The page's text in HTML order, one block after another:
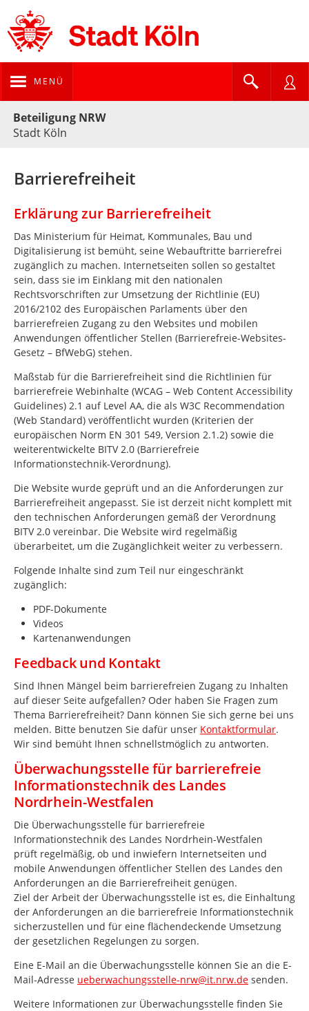
MENÜ
Beteiligung NRW
Stadt Köln
Barrierefreiheit
Erklärung zur Barrierefreiheit
Das Ministerium für Heimat, Kommunales, Bau und
Digitalisierung ist bemüht, seine Webauftritte barrierefrei
zugänglich zu machen. Internetseiten sollen so gestaltet
sein, dass sie im Einklang mit den nationalen
Rechtsvorschriften zur Umsetzung der Richtlinie (EU)
2016/2102 des Europäischen Parlaments über den
barrierefreien Zugang zu den Websites und mobilen
Anwendungen öffentlicher Stellen (Barrierefreie-Websites-
Gesetz – BfWebG) stehen.
Maßstab für die Barrierefreiheit sind die Richtlinien für
barrierefreie Webinhalte (WCAG – Web Content Accessibility
Guidelines) 2.1 auf Level AA, die als W3C Recommendation
(Web Standard) veröffentlicht wurden (Kriterien der
europäischen Norm EN 301 549, Version 2.1.2) sowie die
weiterentwickelte BITV 2.0 (Barrierefreie
Informationstechnik-Verordnung).
Die Website wurde geprüft und an die Anforderungen zur
Barrierefreiheit angepasst. Sie ist derzeit nicht komplett mit
den technischen Anforderungen gemäß der Verordnung
BITV 2.0 vereinbar. Die Website wird regelmäßig
überarbeitet, um die Zugänglichkeit weiter zu verbessern.
Folgende Inhalte sind zum Teil nur eingeschränkt
zugänglich:
PDF-Dokumente
Videos
Kartenanwendungen
Feedback und Kontakt
Sind Ihnen Mängel beim barrierefreien Zugang zu Inhalten
auf dieser Seite aufgefallen? Oder haben Sie Fragen zum
Thema Barrierefreiheit? Dann können Sie sich gerne bei uns
melden. Bitte benutzen Sie dafür unser Kontaktformular.
Wir sind bemüht Ihnen schnellstmöglich zu antworten.
Überwachungsstelle für barrierefreie
Informationstechnik des Landes
Nordrhein-Westfalen
Die Überwachungsstelle für barrierefreie
Informationstechnik des Landes Nordrhein-Westfalen
prüft regelmäßig, ob und inwiefern Internetseiten und
mobile Anwendungen öffentlicher Stellen des Landes den
Anforderungen an die Barrierefreiheit genügen.
Ziel der Arbeit der Überwachungsstelle ist es, die Einhaltung
der Anforderungen an die barrierefreie Informationstechnik
sicherzustellen und für eine flächendeckende Umsetzung
der gesetzlichen Regelungen zu sorgen.
Eine E-Mail an die Überwachungsstelle können Sie an die E-
Mail-Adresse ueberwachungsstelle-nrw@it.nrw.de senden.
Weitere Informationen zur Überwachungsstelle finden Sie